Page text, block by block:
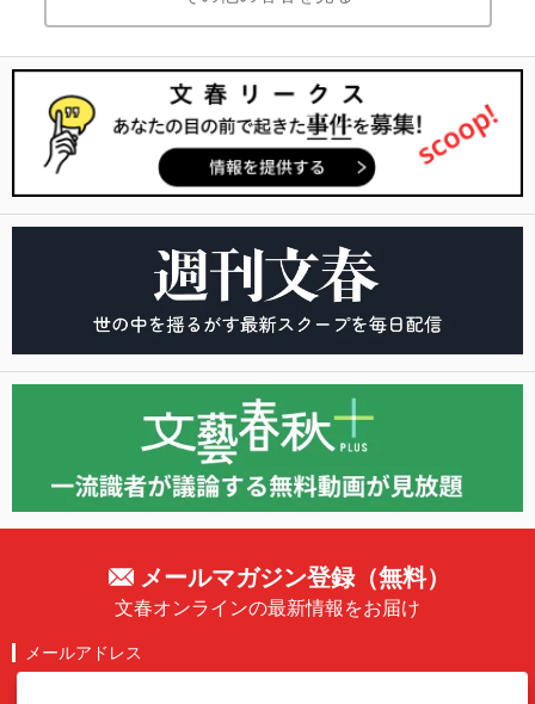
メールマガジン登録（無料）
文春オンラインの最新情報をお届け
メールアドレス